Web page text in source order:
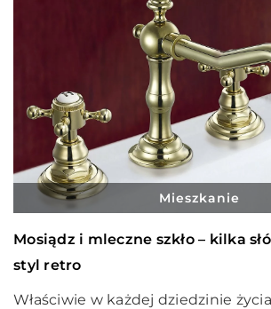
Mieszkanie
Mosiądz i mleczne szkło – kilka
styl retro
Właściwie w każdej dziedzinie